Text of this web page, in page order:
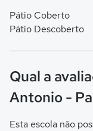
Pátio Coberto
Pátio Descoberto
Qual a
Antonio -
Esta escola não